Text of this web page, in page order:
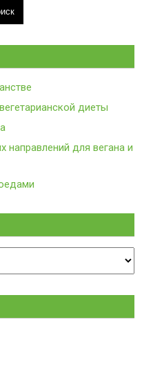
диеты
направлений для вегана и